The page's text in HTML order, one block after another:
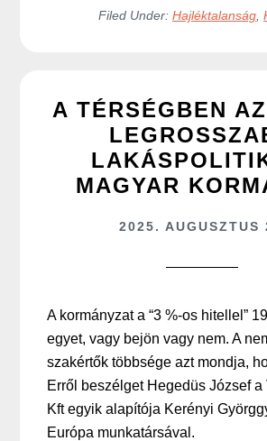
Filed Under: Hajléktalanság
A TÉRSÉGBEN
MAGYAR
2025. AUGUSZTUS
A kormányzat a “3 %-os hitellel”
egyet, vagy bejön vagy nem. A
szakértők többsége azt mondja,
Erről beszélget Hegedüs József a
Kft egyik alapítója Kerényi
Európa munkatársával.